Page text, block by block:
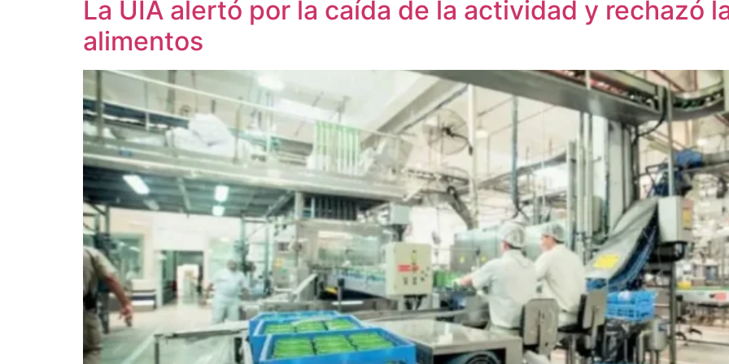
La UIA alertó por la caída de la actividad y rechazó
alimentos